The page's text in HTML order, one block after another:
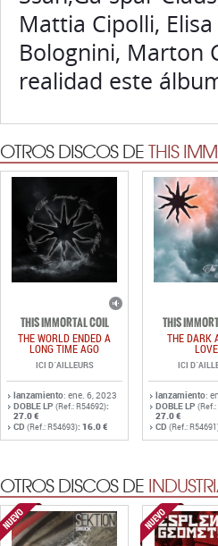
Mattia Cipolli,
Bolognini, Marton
realidad este
OTROS DISCOS DETHIS
THIS IMMORTAL COIL
THE WORLD ENDED A
LONG TIME AGO
ICI D´AILLEURS
lanzamiento: ene. 6, 2023
DOBLE LP (Ref.: R54692):
27.0 €
CD (Ref.: R54693): 16.0 €
THIS
THE DARK
LOVE
ICI
lanzamiento:
DOBLE LP
27.0 €
CD (Ref.:
OTROS DISCOS DE